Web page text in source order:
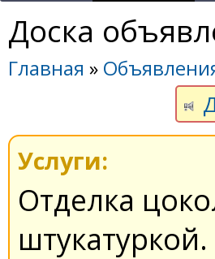
Доска
Главная »
Услуги:
Отделка